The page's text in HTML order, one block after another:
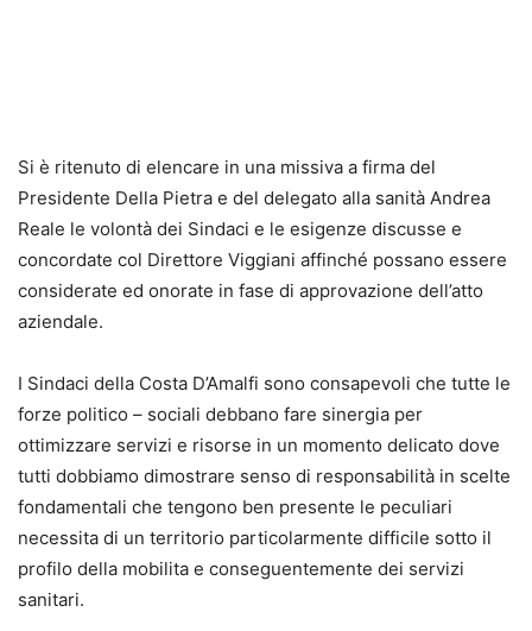
Si è ritenuto di elencare in una missiva a firma del
Presidente Della Pietra e del delegato alla sanità Andrea
Reale le volontà dei Sindaci e le esigenze discusse e
concordate col Direttore Viggiani affinché possano essere
considerate ed onorate in fase di approvazione dell’atto
aziendale.
I Sindaci della Costa D’Amalfi sono consapevoli che tutte le
forze politico – sociali debbano fare sinergia per
ottimizzare servizi e risorse in un momento delicato dove
tutti dobbiamo dimostrare senso di responsabilità in scelte
fondamentali che tengono ben presente le peculiari
necessita di un territorio particolarmente difficile sotto il
profilo della mobilita e conseguentemente dei servizi
sanitari.